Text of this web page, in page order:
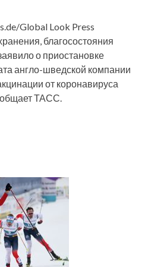
Global Look Press
благосостояния
о приостановке
англо-шведской компании
от коронавируса
ТАСС.